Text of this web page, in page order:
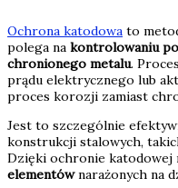
Ochrona katodowa to
polega na kontrolowaniu
chronionego metalu.
prądu elektrycznego lub
proces korozji zamiast
Jest to szczególnie
konstrukcji stalowych,
Dzięki ochronie katodowej
elementównarażonych na